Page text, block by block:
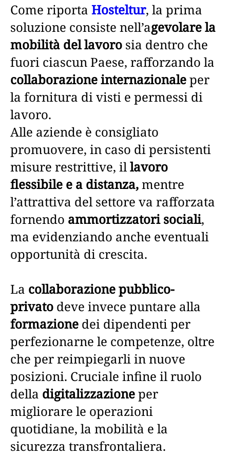
Come riporta Hosteltur, la prima
soluzione consiste nell’agevolare la
mobilità del lavoro sia dentro che
fuori ciascun Paese, rafforzando la
collaborazione internazionaleper
la fornitura di visti e permessi di
lavoro.
Alle aziende è consigliato
promuovere, in caso di persistenti
misure restrittive, illavoro
flessibile e a distanza,mentre
l’attrattiva del settore va rafforzata
fornendo ammortizzatori sociali,
ma evidenziando anche eventuali
opportunità di crescita.
La collaborazione pubblico-
privato deve invece puntare alla
formazione dei dipendenti per
perfezionarne le competenze, oltre
che per reimpiegarli in nuove
posizioni. Cruciale infine il ruolo
della digitalizzazioneper
migliorare le operazioni
quotidiane, la mobilità e la
sicurezza transfrontaliera.